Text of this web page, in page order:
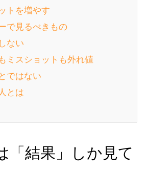
トを増やす
で見るべきもの
ない
ミスショットも外れ値
ではない
とは
「結果」しか見て